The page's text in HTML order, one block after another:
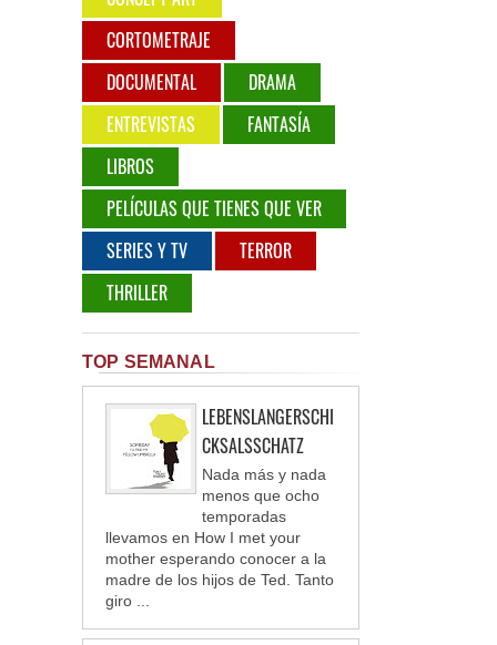
CORTOMETRAJE
DOCUMENTAL
DRAMA
ENTREVISTAS
FANTASÍA
LIBROS
PELÍCULAS QUE TIENES QUE VER
SERIES Y TV
TERROR
THRILLER
TOP SEMANAL
LEBENSLANGERSCHI
CKSALSSCHATZ
Nada más y nada
menos que ocho
temporadas
llevamos en How I met your
mother esperando conocer a la
madre de los hijos de Ted. Tanto
giro ...